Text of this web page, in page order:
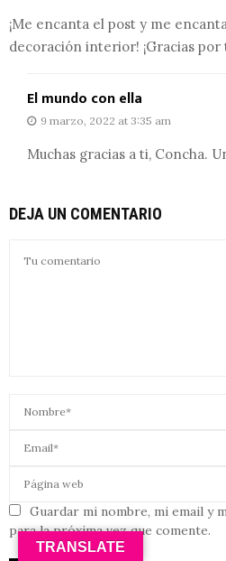
¡Me encanta el post y me
decoración interior! ¡Gracias
El mundo con ella
9 marzo, 2022 at 3:35 am
Muchas gracias a ti, Concha.
DEJA UN COMENTARIO
Guardar mi nombre, mi email y
para la próxima vez que comente.
TRANSLATE